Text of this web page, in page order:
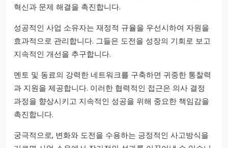
혁신과 문제 해결을 촉진합니다.
성공적인 사업 소유자는 재정적 규율을 우선시하여 자원을
효과적으로 관리합니다. 그들은 도전을 성장의 기회로 보고
지속적인 개선을 추구합니다.
멘토 및 동료의 강력한 네트워크를 구축하면 귀중한 통찰력
과 지원을 제공합니다. 이러한 협력적인 접근은 의사 결정
과정을 향상시키고 지속적인 성공을 위해 중요한 책임감을
촉진합니다.
궁극적으로, 변화와 도전을 수용하는 긍정적인 사고방식을